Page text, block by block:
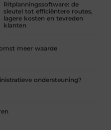
Ritplanningssoftware: de
sleutel tot efficiëntere routes,
lagere kosten en tevreden
klanten
meer waarde
ondersteuning?